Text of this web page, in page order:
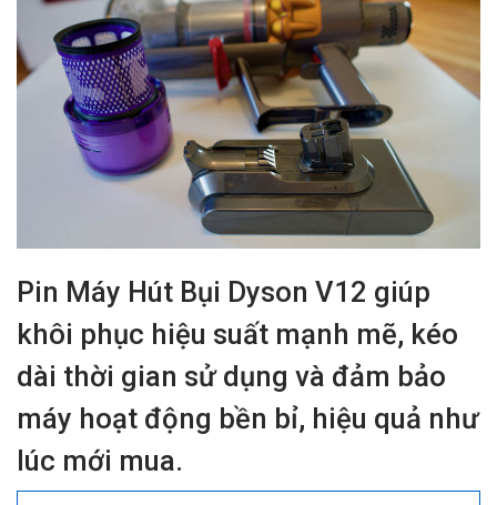
Pin Máy Hút Bụi Dyson V12 giúp
khôi phục hiệu suất mạnh mẽ, kéo
dài thời gian sử dụng và đảm bảo
máy hoạt động bền bỉ, hiệu quả như
lúc mới mua.